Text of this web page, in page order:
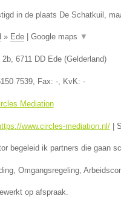
in de plaats De Schatkuil,
» Ede| Google maps ▼
2b, 6711 DD Ede(Gelderland)
7539, Fax: -, KvK: -
Mediation
www.circles-mediation.nl/|
begeleid ik partners die gaan
Omgangsregeling,
op afspraak.